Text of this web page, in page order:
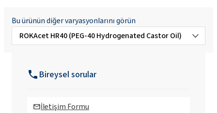
Bu ürünün diğer varyasyonlarını görün
ROKAcet HR40 (PEG-40 Hydrogenated Castor Oil)
Bireysel sorular
İletişim Formu